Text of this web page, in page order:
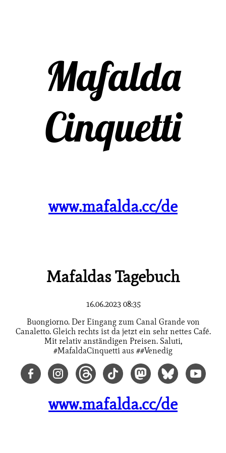
Mafalda
Cinquetti
www.mafalda.cc/de
Mafaldas Tagebuch
16.06.2023 08:35
Buongiorno. Der Eingang zum Canal Grande von
Canaletto. Gleich rechts ist da jetzt ein sehr nettes Café.
Mit relativ anständigen Preisen. Saluti,
#MafaldaCinquetti aus ##Venedig
www.mafalda.cc/de